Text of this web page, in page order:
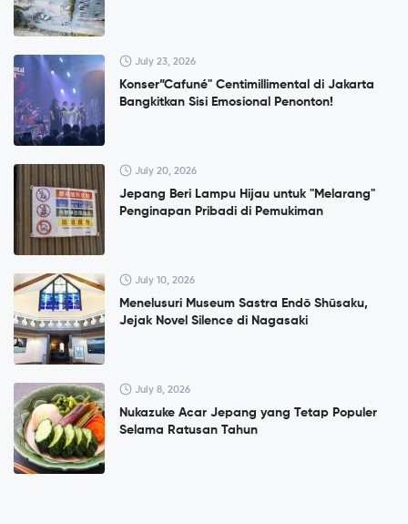
July 23, 2026
Konser”Cafuné" Centimillimental di Jakarta
Bangkitkan Sisi Emosional Penonton!
July 20, 2026
Jepang Beri Lampu Hijau untuk "Melarang"
Penginapan Pribadi di Pemukiman
July 10, 2026
Menelusuri Museum Sastra Endō Shūsaku,
Jejak Novel Silence di Nagasaki
July 8, 2026
Nukazuke Acar Jepang yang Tetap Populer
Selama Ratusan Tahun